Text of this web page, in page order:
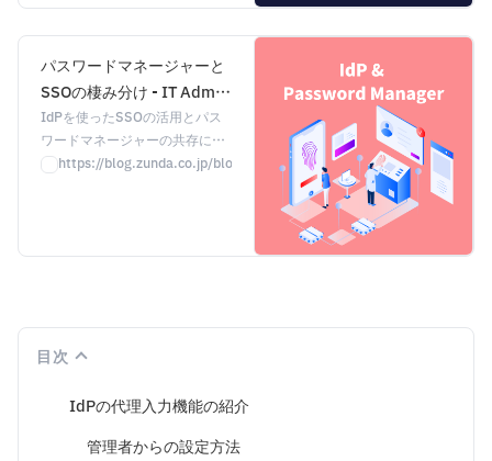
ークウェブ監視、安全な共有、
アクセス制御など、豊富な機能
を実現します。ブラウザのパス
ワード管理との違いを徹底比較
し、Keeperを選ぶ理由をご紹介
します。
パスワードマネージャーと
SSOの棲み分け - IT Admin
Blog by ZUNDA
IdPを使ったSSOの活用とパス
ワードマネージャーの共存につ
いて、よくご質問をいただきま
https://blog.zunda.co.jp/blog/passowrd-vs-sso
目次
IdPの代理入力機能の紹介
管理者からの設定方法